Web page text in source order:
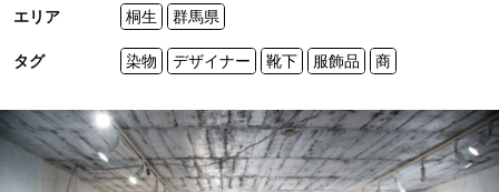
エリア 桐生 群馬県
タグ 染物 デザイナー 靴下 服飾品 商